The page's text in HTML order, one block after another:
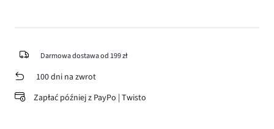
Darmowa dostawa od 199 zł
100 dni na zwrot
Zapłać później z PayPo | Twisto